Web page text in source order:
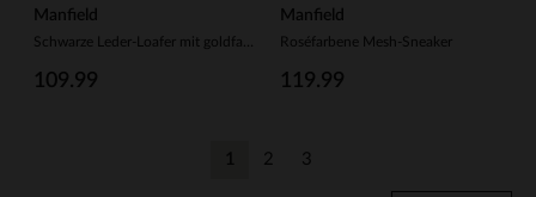
Manfield
109.99
Manfield
Roséfarbene Mesh-Sneaker
119.99
1 2 3